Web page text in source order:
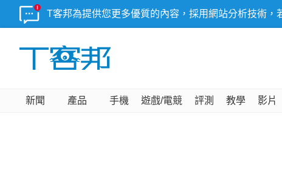
T客邦為提供您更多優質的內容，採用網站分析技術
新聞 產品 手機 遊戲/電競 評測 教學 影片